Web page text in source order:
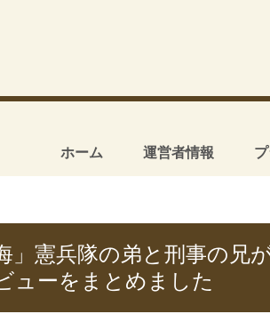
ホーム 運営者情報
」憲兵隊の弟と刑事の兄
ューをまとめました